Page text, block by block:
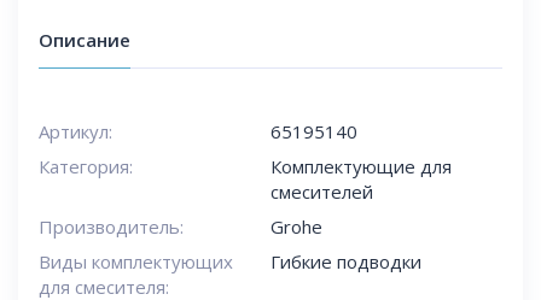
Описание
Артикул:
65195140
Категория:
Комплектующие для
смесителей
Производитель:
Grohe
Виды комплектующих
для смесителя:
Гибкие подводки